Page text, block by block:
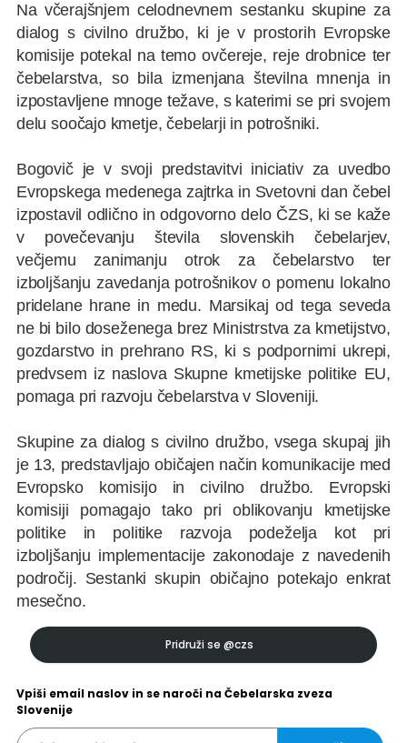
Na včerajšnjem celodnevnem sestanku skupine za
dialog s civilno družbo, ki je v prostorih Evropske
komisije potekal na temo ovčereje, reje drobnice ter
čebelarstva, so bila izmenjana številna mnenja in
izpostavljene mnoge težave, s katerimi se pri svojem
delu soočajo kmetje, čebelarji in potrošniki.
Bogovič je v svoji predstavitvi iniciativ za uvedbo
Evropskega medenega zajtrka in Svetovni dan čebel
izpostavil odlično in odgovorno delo ČZS, ki se kaže
v povečevanju števila slovenskih čebelarjev,
večjemu zanimanju otrok za čebelarstvo ter
izboljšanju zavedanja potrošnikov o pomenu lokalno
pridelane hrane in medu. Marsikaj od tega seveda
ne bi bilo doseženega brez Ministrstva za kmetijstvo,
gozdarstvo in prehrano RS, ki s podpornimi ukrepi,
predvsem iz naslova Skupne kmetijske politike EU,
pomaga pri razvoju čebelarstva v Sloveniji.
Skupine za dialog s civilno družbo, vsega skupaj jih
je 13, predstavljajo običajen način komunikacije med
Evropsko komisijo in civilno družbo. Evropski
komisiji pomagajo tako pri oblikovanju kmetijske
politike in politike razvoja podeželja kot pri
izboljšanju implementacije zakonodaje z navedenih
področij. Sestanki skupin običajno potekajo enkrat
mesečno.
Pridruži se @czs
Vpiši email naslov in se naroči na Čebelarska zveza
Slovenije